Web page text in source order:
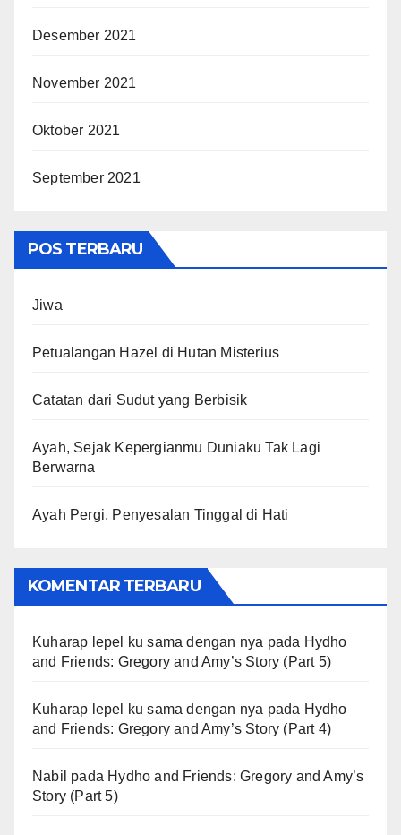
Desember 2021
November 2021
Oktober 2021
September 2021
POS TERBARU
Jiwa
Petualangan Hazel di Hutan Misterius
Catatan dari Sudut yang Berbisik
Ayah, Sejak Kepergianmu Duniaku Tak Lagi
Berwarna
Ayah Pergi, Penyesalan Tinggal di Hati
KOMENTAR TERBARU
Kuharap lepel ku sama dengan nya pada Hydho
and Friends: Gregory and Amy’s Story (Part 5)
Kuharap lepel ku sama dengan nya pada Hydho
and Friends: Gregory and Amy’s Story (Part 4)
Nabil pada Hydho and Friends: Gregory and Amy’s
Story (Part 5)